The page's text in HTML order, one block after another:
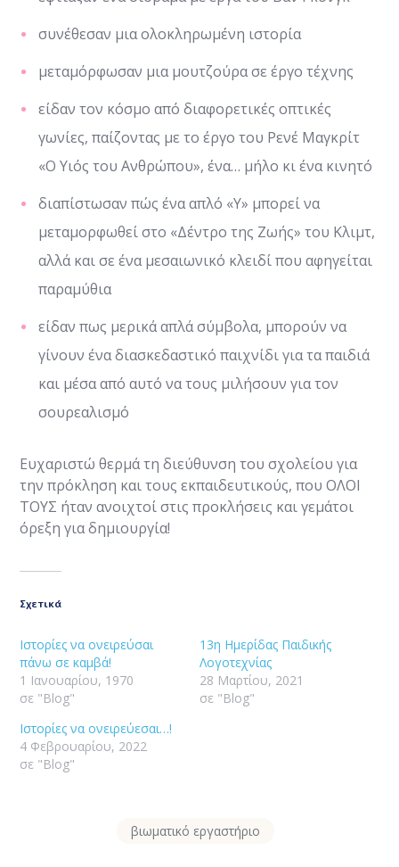
συνέθεσαν μια ολοκληρωμένη ιστορία
μεταμόρφωσαν μια μουτζούρα σε έργο τέχνης
είδαν τον κόσμο από διαφορετικές οπτικές
γωνίες, παίζοντας με το έργο του Ρενέ Μαγκρίτ
«Ο Υιός του Ανθρώπου», ένα… μήλο κι ένα κινητό
διαπίστωσαν πώς ένα απλό «Υ» μπορεί να
μεταμορφωθεί στο «Δέντρο της Ζωής» του Κλιμτ,
αλλά και σε ένα μεσαιωνικό κλειδί που αφηγείται
παραμύθια
είδαν πως μερικά απλά σύμβολα, μπορούν να
γίνουν ένα διασκεδαστικό παιχνίδι για τα παιδιά
και μέσα από αυτό να τους μιλήσουν για τον
σουρεαλισμό
Ευχαριστώ θερμά τη διεύθυνση του σχολείου για
την πρόκληση και τους εκπαιδευτικούς, που ΟΛΟΙ
ΤΟΥΣ ήταν ανοιχτοί στις προκλήσεις και γεμάτοι
όρεξη για δημιουργία!
Σχετικά
Ιστορίες να ονειρεύσαι
πάνω σε καμβά!
1 Ιανουαρίου, 1970
σε "Blog"
13η Ημερίδας Παιδικής
Λογοτεχνίας
28 Μαρτίου, 2021
σε "Blog"
Ιστορίες να ονειρεύεσαι…!
4 Φεβρουαρίου, 2022
σε "Blog"
βιωματικό εργαστήριο